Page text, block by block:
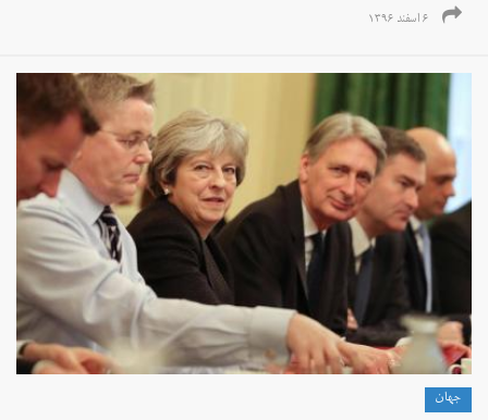
۶ اسفند ۱۳۹۶
جهان